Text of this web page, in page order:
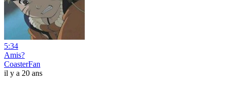
5:34
Amis?
CoasterFan
il y a 20 ans